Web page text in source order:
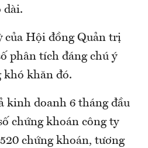
dài.
của Hội đồng Quản trị
phân tích đáng chú ý
khó khăn đó.
kinh doanh 6 tháng đầu
chứng khoán công ty
chứng khoán, tương